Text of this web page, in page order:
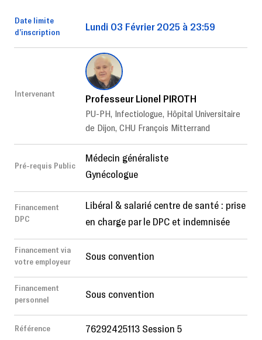
Date limite
d’inscription
Lundi 03 Février 2025 à 23:59
Intervenant Professeur Lionel PIROTH
PU-PH, Infectiologue, Hôpital Universitaire
de Dijon, CHU François Mitterrand
Pré-requis Public
Médecin généraliste
Gynécologue
Financement
DPC
Libéral & salarié centre de santé : prise
en charge par le DPC et indemnisée
Financement via
votre employeur
Sous convention
Financement
personnel
Sous convention
Référence 76292425113 Session 5